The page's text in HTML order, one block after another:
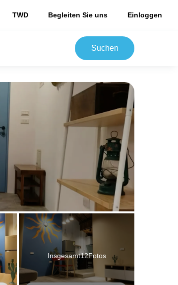
TWD Begleiten Sie uns Einloggen
Suchen
Insgesamt12Fotos